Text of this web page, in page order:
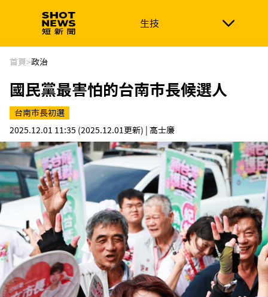
生技
生技 政治
新南向 體育
首頁>政治
國民黨最害怕的台南市長候選人
台南市長初選
2025.12.01 11:35 (2025.12.01更新) | 高士廉